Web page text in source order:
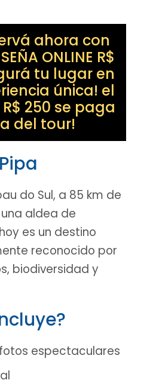
ahora con
ONLINE R$
tu lugar en
única! el
250 se paga
del tour!
do Sul, a 85 km de
aldea de
es un destino
reconocido por
biodiversidad y
espectaculares